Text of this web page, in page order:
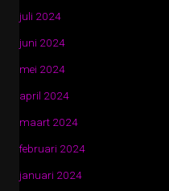
juli 2024
juni 2024
mei 2024
april 2024
maart 2024
februari 2024
januari 2024